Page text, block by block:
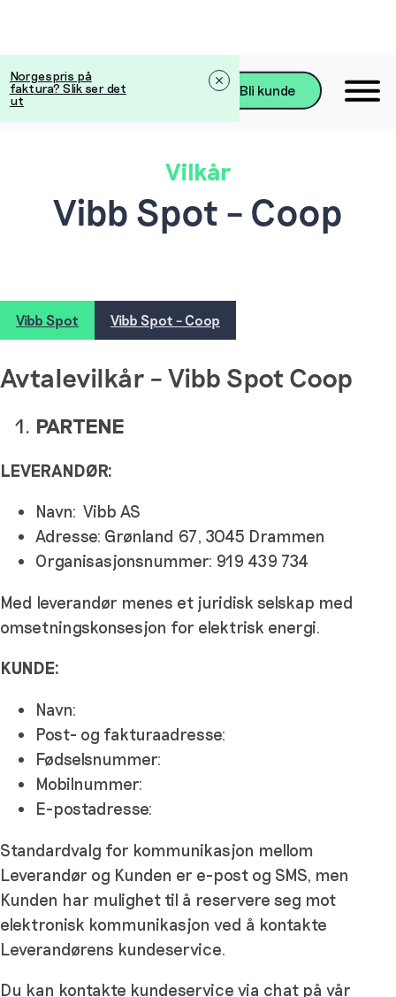
Norgespris på
faktura? Slik ser det
ut
Bli kunde
Vilkår
Vibb Spot – Coop
Vibb Spot Vibb Spot – Coop
Avtalevilkår – Vibb Spot Coop
PARTENE
LEVERANDØR:
Navn: Vibb AS
Adresse: Grønland 67, 3045 Drammen
Organisasjonsnummer: 919 439 734
Med leverandør menes et juridisk selskap med
omsetningskonsesjon for elektrisk energi.
KUNDE:
Navn:
Post- og fakturaadresse:
Fødselsnummer:
Mobilnummer:
E-postadresse:
Standardvalg for kommunikasjon mellom
Leverandør og Kunden er e-post og SMS, men
Kunden har mulighet til å reservere seg mot
elektronisk kommunikasjon ved å kontakte
Leverandørens kundeservice.
Du kan kontakte kundeservice via chat på vår